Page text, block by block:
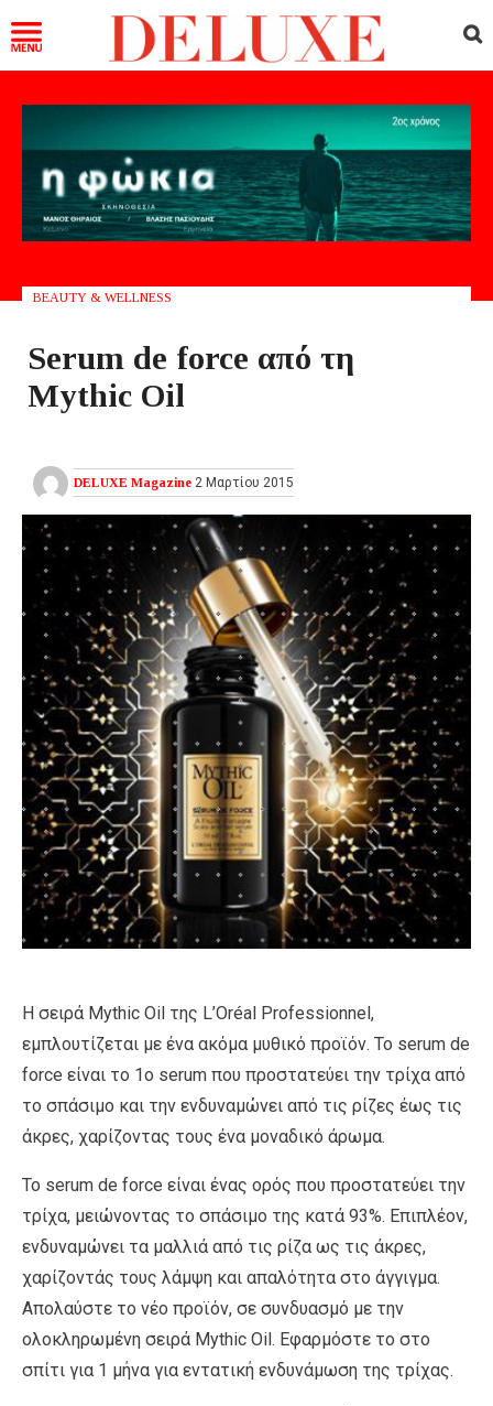
BEAUTY & WELLNESS
Serum de force από τη
Mythic Oil
DELUXE Magazine 2 Μαρτίου 2015
H σειρά Mythic Oil της L’Οréal Professionnel,
εμπλουτίζεται με ένα ακόμα μυθικό προϊόν. Το serum de
force είναι το 1ο serum που προστατεύει την τρίχα από
το σπάσιμο και την ενδυναμώνει από τις ρίζες έως τις
άκρες, χαρίζοντας τους ένα μοναδικό άρωμα.
Το serum de force είναι ένας ορός που προστατεύει την
τρίχα, μειώνοντας το σπάσιμο της κατά 93%. Επιπλέον,
ενδυναμώνει τα μαλλιά από τις ρίζα ως τις άκρες,
χαρίζοντάς τους λάμψη και απαλότητα στο άγγιγμα.
Απολαύστε το νέο προϊόν, σε συνδυασμό με την
ολοκληρωμένη σειρά Mythic Oil. Εφαρμόστε το στο
σπίτι για 1 μήνα για εντατική ενδυνάμωση της τρίχας.